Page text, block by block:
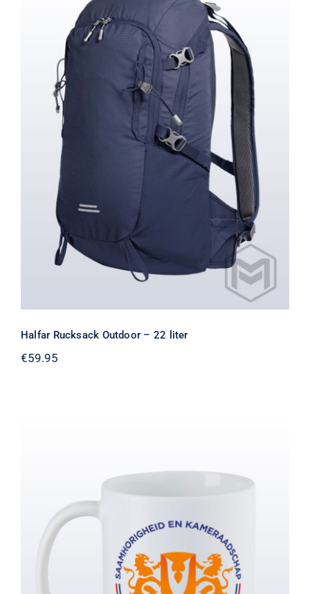
Halfar Rucksack Outdoor – 22 liter
Halfar Rucksack Outdoor – 22 liter
€59.95
Mok Veteranen Kennemerland